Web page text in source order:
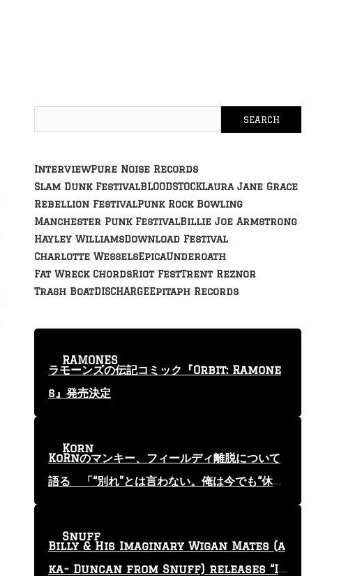
InterviewPure Noise Records
Slam Dunk FestivalBLOODSTOCKLaura Jane Grace
Rebellion FestivalPunk Rock Bowling
Manchester Punk FestivalBillie Joe Armstrong
Hayley WilliamsDownload Festival
Charlotte WesselsEpicaUnderoath
Fat Wreck ChordsRiot FestTrent Reznor
Trash BoatDISCHARGEEpitaph Records
ラモーンズの伝記コミック『Orbit: Ramone
s』発売決定
RAMONES
KoRnのマンキー、フィールディ離脱について
語る 「“別れ”とは言わない。俺は今でも“休
Korn
Billy & His Imaginary Wigan Mates (a
ka- Duncan from Snuff) releases “I
Snuff